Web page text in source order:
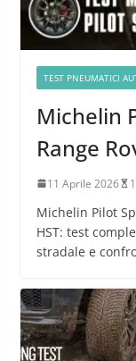
TEST PNEUMATICI
Michelin
Range
11 Aprile 2026
Michelin Pilot
HST: test
stradale e